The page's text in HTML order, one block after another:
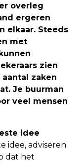
overleg
ergeren
elkaar. Steeds
met
zien
zaken
Je buurman
veel mensen
idee
idee, adviseren
dat het